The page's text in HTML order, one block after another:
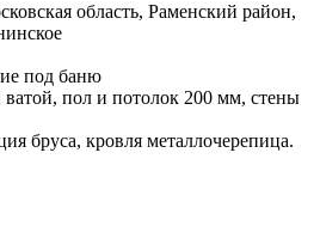
область, Раменский район,
под баню
пол и потолок 200 мм, стены
бруса, кровля металлочерепица.